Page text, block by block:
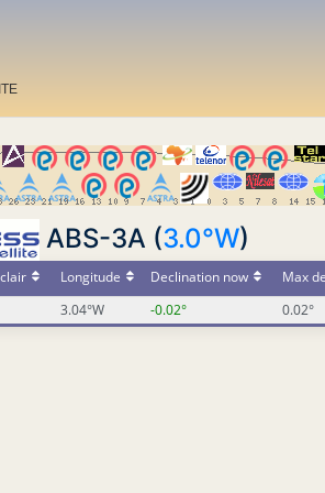
ABS-3A (3.0°W)
Longitude Declination now
Max
3.04°W -0.02° 0.02°